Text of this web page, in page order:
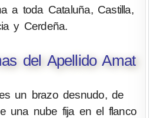
a toda Cataluña, Castilla,
y Cerdeña.
del Apellido Amat
un brazo desnudo, de
una nube fija en el flanco